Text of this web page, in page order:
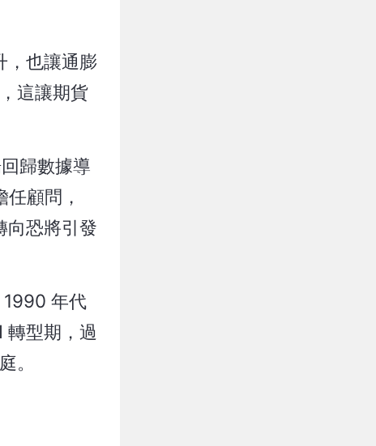
，也讓通膨
這讓期貨
歸數據導
顧問，
向恐將引發
1990 年代
轉型期，過
。